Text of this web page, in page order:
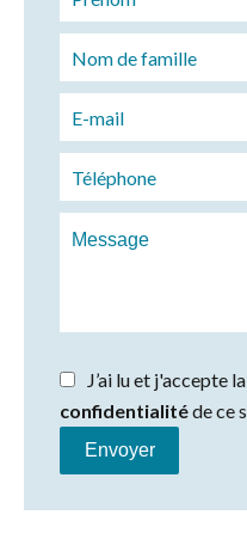
J’ai lu et j'accepte la
confidentialitéde ce
Envoyer